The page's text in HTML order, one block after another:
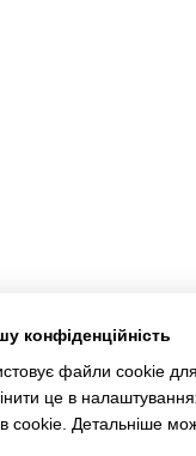
конфіденційність
файли cookie
це в
cookie. Детальніше